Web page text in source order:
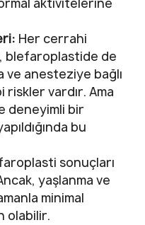
Her cerrahi
blefaroplastide de
ve anesteziye bağlı
riskler vardır. Ama
deneyimli bir
bu
sonuçları
yaşlanma ve
minimal
olabilir.